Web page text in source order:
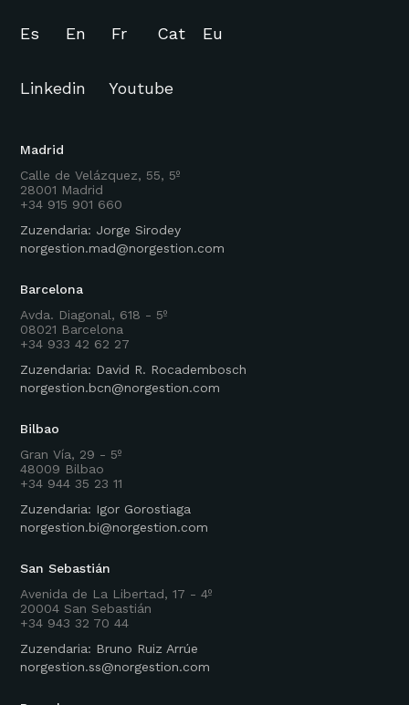
Madrid
Calle de Velázquez, 55, 5º
28001 Madrid
+34 915 901 660
Zuzendaria: Jorge Sirodey
norgestion.mad@norgestion.com
Barcelona
Avda. Diagonal, 618 - 5º
08021 Barcelona
+34 933 42 62 27
Zuzendaria: David R. Rocadembosch
norgestion.bcn@norgestion.com
Bilbao
Gran Vía, 29 - 5º
48009 Bilbao
+34 944 35 23 11
Zuzendaria: Igor Gorostiaga
norgestion.bi@norgestion.com
San Sebastián
Avenida de La Libertad, 17 - 4º
20004 San Sebastián
+34 943 32 70 44
Zuzendaria: Bruno Ruiz Arrúe
norgestion.ss@norgestion.com
Es En Fr Cat Eu
Linkedin Youtube